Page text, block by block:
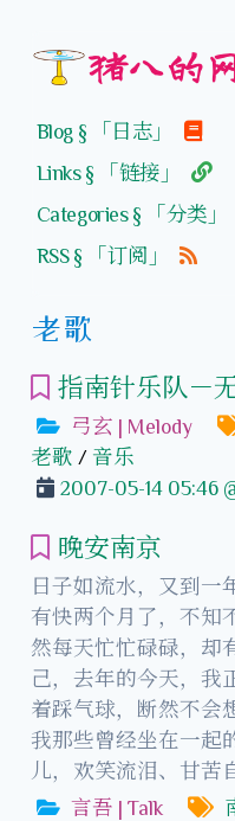
猪八的
Blog § 「日志」
Links § 「链接」
Categories § 「分类」
RSS § 「订阅」
老歌
指南针乐队－
弓玄 | Melody
老歌 / 音乐
2007-05-14 05:46
晚安南京
日子如流水，又到一
有快两个月了，不知
然每天忙忙碌碌，却
己，去年的今天，我
着踩气球，断然不会
我那些曾经坐在一起
儿，欢笑流泪、甘苦
言吾 | Talk